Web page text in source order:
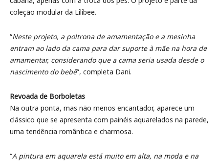
coleção modular da Lilibee.
“Neste projeto, a poltrona de amamentação e a mesinha
entram ao lado da cama para dar suporte à mãe na hora de
amamentar, considerando que a cama seria usada desde o
nascimento do bebê”, completa Dani.
Revoada de Borboletas
Na outra ponta, mas não menos encantador, aparece um
clássico que se apresenta com painéis aquarelados na parede,
uma tendência romântica e charmosa.
“A pintura em aquarela está muito em alta, na moda e na